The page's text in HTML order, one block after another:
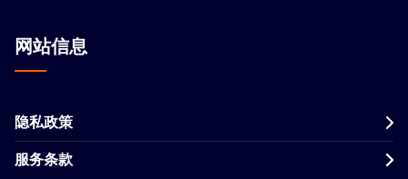
网站信息
隐私政策
服务条款